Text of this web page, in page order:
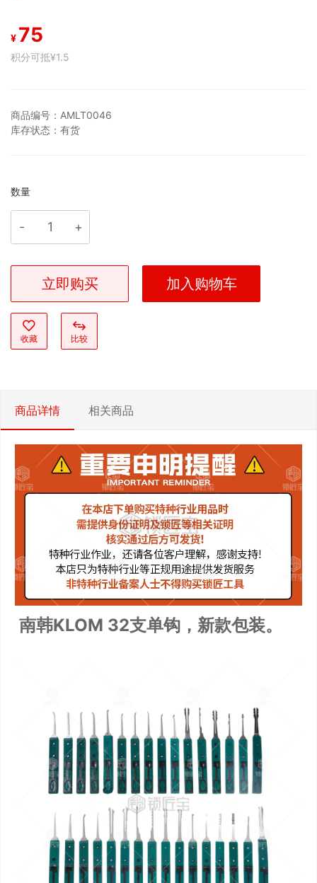
¥ 75
积分可抵¥1.5
商品编号： AMLT0046
库存状态： 有货
数量
立即购买 加入购物车
收藏 比较
商品详情 相关商品
南韩KLOM 32支单钩，新款包装。